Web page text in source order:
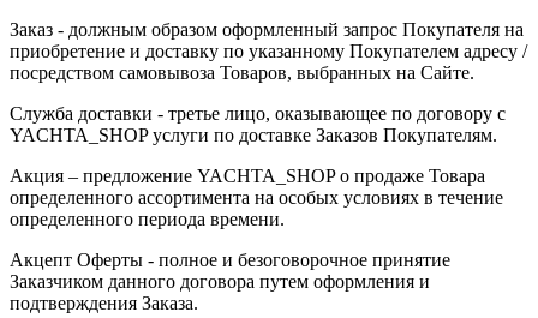
Заказ - должным образом оформленный запрос Покупателя на
приобретение и доставку по указанному Покупателем адресу /
посредством самовывоза Товаров, выбранных на Сайте.
Служба доставки - третье лицо, оказывающее по договору с
YACHTA_SHOP услуги по доставке Заказов Покупателям.
Акция – предложение YACHTA_SHOP о продаже Товара
определенного ассортимента на особых условиях в течение
определенного периода времени.
Акцепт Оферты - полное и безоговорочное принятие
Заказчиком данного договора путем оформления и
подтверждения Заказа.